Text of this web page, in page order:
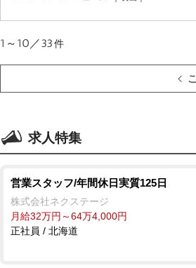
1～10／33件
求人特集
営業スタッフ/年間休日実質125日
株式会社ネクステージ
月給32万円～64万4,000円
正社員 / 北海道